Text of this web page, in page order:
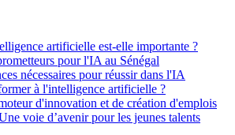
artificielle est-elle importante ?
pour l'IA au Sénégal
nécessaires pour réussir dans l'IA
à l'intelligence artificielle ?
d'innovation et de création d'emplois
voie d’avenir pour les jeunes talents